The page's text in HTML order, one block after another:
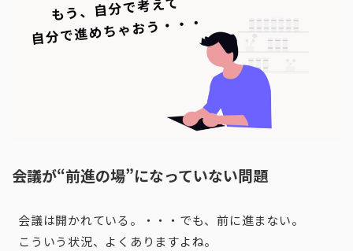
会議が“前進の場”になっていない問題
会議は開かれている。・・・でも、前に進まない。
こういう状況、よくありますよね。